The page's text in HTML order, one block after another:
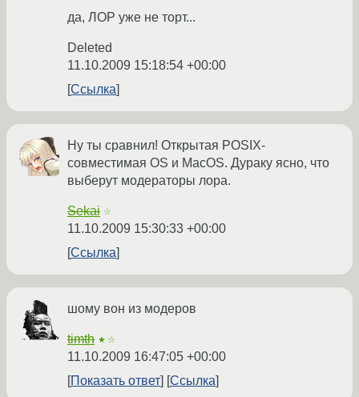
да, ЛОР уже не торт...
Deleted
11.10.2009 15:18:54 +00:00
Ссылка
Ну ты сравнил! Открытая POSIX-
совместимая OS и MacOS. Дураку ясно, что
выберут модераторы лора.
Sekai ☆
11.10.2009 15:30:33 +00:00
Ссылка
шому вон из модеров
timth ★☆
11.10.2009 16:47:05 +00:00
Показать ответ
Ссылка